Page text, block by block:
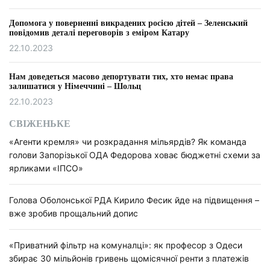
Допомога у поверненні викрадених росією дітей – Зеленський
повідомив деталі переговорів з еміром Катару
22.10.2023
Нам доведеться масово депортувати тих, хто немає права
залишатися у Німеччині – Шольц
22.10.2023
СВІЖЕНЬКЕ
«Агенти кремля» чи розкрадання мільярдів? Як команда
голови Запорізької ОДА Федорова ховає бюджетні схеми за
ярликами «ІПСО»
Голова Оболонської РДА Кирило Фесик йде на підвищення –
вже зробив прощальний допис
«Приватний фільтр на комуналці»: як професор з Одеси
збирає 30 мільйонів гривень щомісячної ренти з платежів